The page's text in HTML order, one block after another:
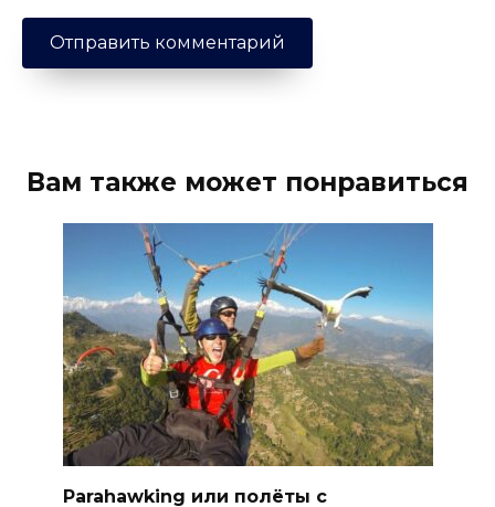
Вам также может понравиться
Parahawking или полёты с